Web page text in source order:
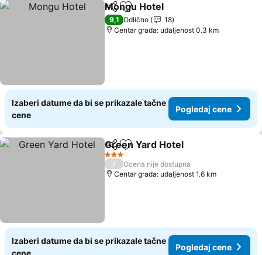
Deli Dodati u favorite
Mongu Hotel
9,1 Odlično
18
Centar grada: udaljenost 0.3 km
Izaberi datume da bi se prikazale tačne
cene
Pogledaj cene
Deli Dodati u favorite
Green Yard Hotel
3 Zvezdice
/
Ocena nije dostupna
Centar grada: udaljenost 1.6 km
Izaberi datume da bi se prikazale tačne
cene
Pogledaj cene